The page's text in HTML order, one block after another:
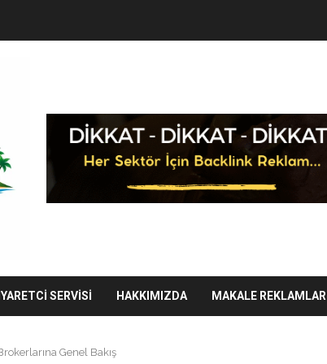
SERVISI HAKKIMIZDA MAKALE REKLAMLARI
Genel Bakış